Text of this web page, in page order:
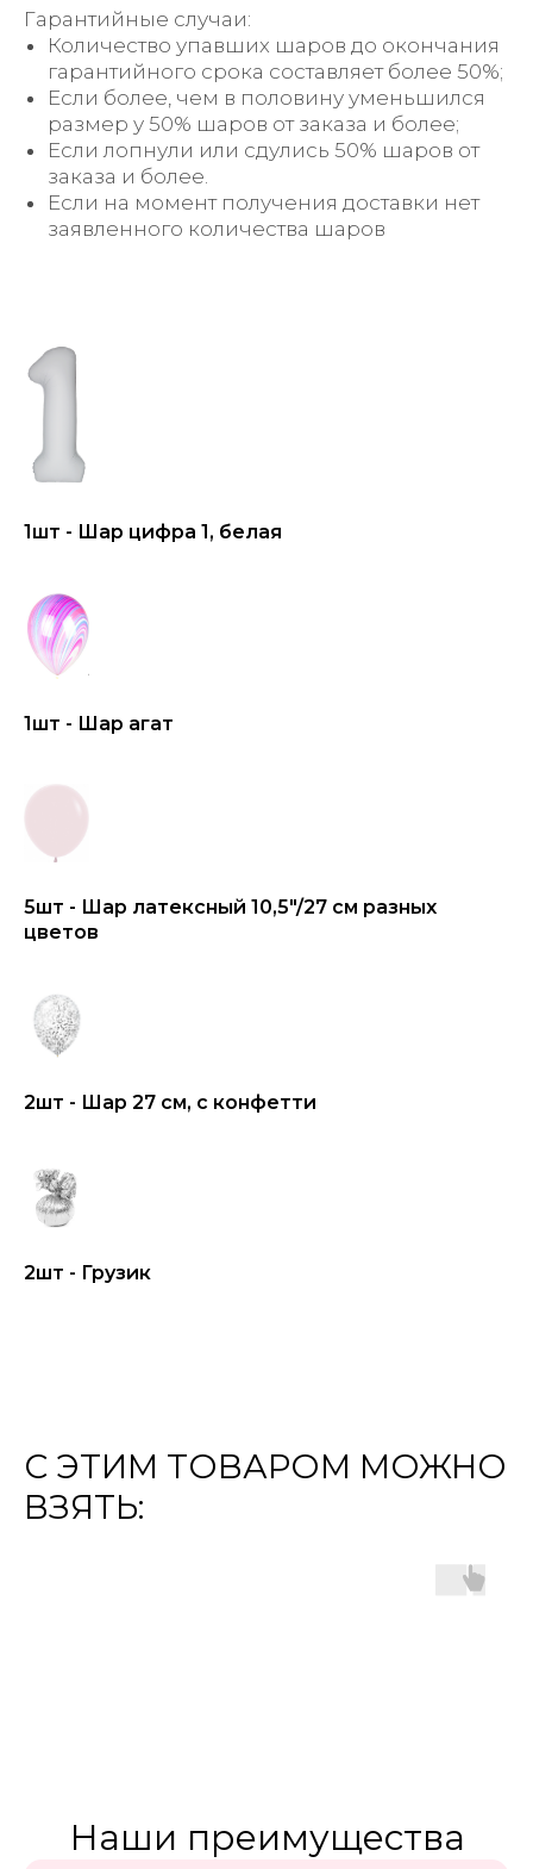
Гарантийные случаи:
Количество упавших шаров до окончания
гарантийного срока составляет более 50%;
Если более, чем в половину уменьшился
размер у 50% шаров от заказа и более;
Если лопнули или сдулись 50% шаров от
заказа и более.
Если на момент получения доставки нет
заявленного количества шаров
1шт - Шар цифра 1, белая
1шт - Шар агат
5шт - Шар латексный 10,5"/27 см разных
цветов
2шт - Шар 27 см, с конфетти
2шт - Грузик
С ЭТИМ ТОВАРОМ МОЖНО
ВЗЯТЬ:
Наши преимущества